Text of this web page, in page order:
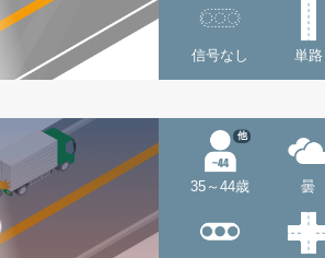
信号なし 単路
35～44歳
他
曇